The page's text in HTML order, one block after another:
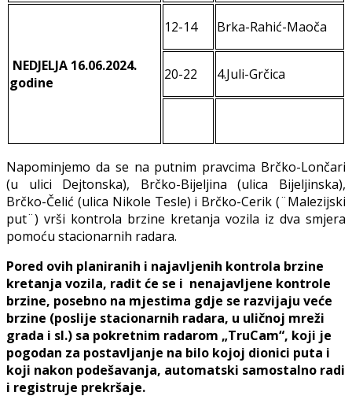
NEDJELJA 16.06.2024.
godine
12-14 Brka-Rahić-Maoča
20-22 4.Juli-Grčica
Napominjemo da se na putnim pravcima Brčko-Lončari
(u ulici Dejtonska), Brčko-Bijeljina (ulica Bijeljinska),
Brčko-Čelić (ulica Nikole Tesle) i Brčko-Cerik (¨Malezijski
put¨) vrši kontrola brzine kretanja vozila iz dva smjera
pomoću stacionarnih radara.
Pored ovih planiranih i najavljenih kontrola brzine
kretanja vozila, radit će se i nenajavljene kontrole
brzine, posebno na mjestima gdje se razvijaju veće
brzine (poslije stacionarnih radara, u uličnoj mreži
grada i sl.) sa pokretnim radarom „TruCam“, koji je
pogodan za postavljanje na bilo kojoj dionici puta i
koji nakon podešavanja, automatski samostalno radi
i registruje prekršaje.